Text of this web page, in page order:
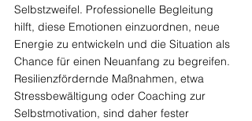
Selbstzweifel. Professionelle Begleitung
hilft, diese Emotionen einzuordnen, neue
Energie zu entwickeln und die Situation als
Chance für einen Neuanfang zu begreifen.
Resilienzfördernde Maßnahmen, etwa
Stressbewältigung oder Coaching zur
Selbstmotivation, sind daher fester